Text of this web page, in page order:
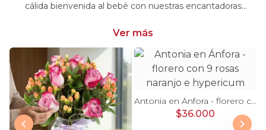
cálida bienvenida al bebé con nuestras encantadoras
especial.
Ver más
Antonia en Ánfora - florero con 9 rosas naranjo e hypericum
$36.000